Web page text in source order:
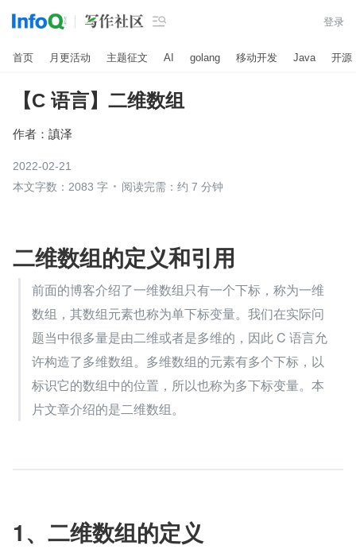
 登录
首页 月更活动 主题征文 AI golang 移动开发 Java 开源
【C 语言】二维数组
作者： 謓泽
2022-02-21
本文字数：2083 字
阅读完需：约 7 分钟
​二维数组的定义和引用
前面的博客介绍了一维数组只有一个下标，称为一维
数组，其数组元素也称为单下标变量。我们在实际问
题当中很多量是由二维或者是多维的，因此 C 语言允
许构造了多维数组。多维数组的元素有多个下标，以
标识它的数组中的位置，所以也称为多下标变量。本
片文章介绍的是二维数组。
1、二维数组的定义